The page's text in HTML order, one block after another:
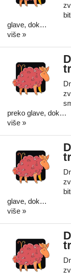
glave, dok…
više »
preko glave, dok…
više »
glave, dok…
više »